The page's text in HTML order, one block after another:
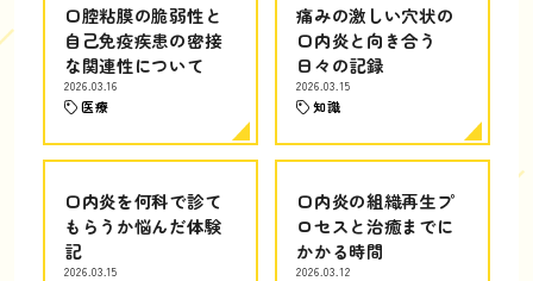
口腔粘膜の脆弱性と
自己免疫疾患の密接
な関連性について
2026.03.16
医療
痛みの激しい穴状の
口内炎と向き合う
日々の記録
2026.03.15
知識
口内炎を何科で診て
もらうか悩んだ体験
記
2026.03.15
口内炎の組織再生プ
ロセスと治癒までに
かかる時間
2026.03.12